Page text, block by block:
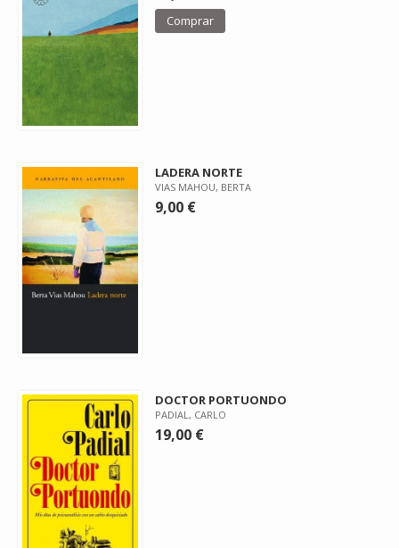
Comprar
LADERA NORTE
VIAS MAHOU, BERTA
9,00 €
DOCTOR PORTUONDO
PADIAL, CARLO
19,00 €